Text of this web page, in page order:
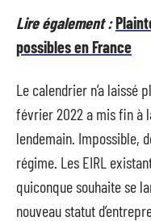
Lire également :
possibles en France
Le calendrier n’a laissé
février 2022 a mis fin à
lendemain. Impossible,
régime. Les EIRL
quiconque souhaite se
nouveau statut